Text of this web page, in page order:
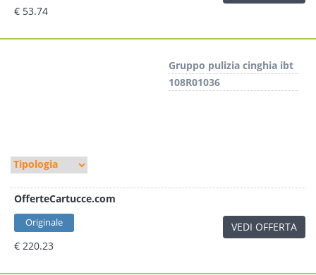
€ 53.74
Gruppo pulizia cinghia ibt
108R01036
OfferteCartucce.com
Originale
€ 220.23
VEDI OFFERTA